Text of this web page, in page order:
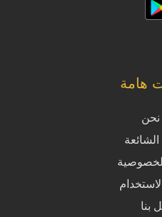
هامة
الشائعة
بنا